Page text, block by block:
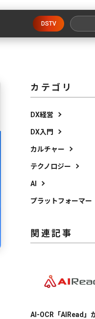
DSTV
カテゴリ
DX経営
DX入門
カルチャー
テクノロジー
AI
プラットフォーマー
関連記事
AI-OCR「AIRead」